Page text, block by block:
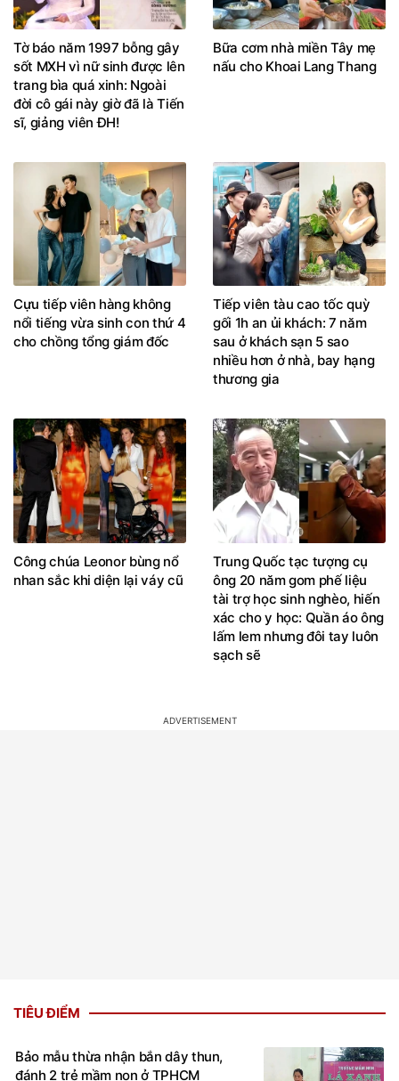
Tờ báo năm 1997 bỗng gây
sốt MXH vì nữ sinh được lên
trang bìa quá xinh: Ngoài
đời cô gái này giờ đã là Tiến
sĩ, giảng viên ĐH!
Bữa cơm nhà miền Tây mẹ
nấu cho Khoai Lang Thang
Cựu tiếp viên hàng không
nổi tiếng vừa sinh con thứ 4
cho chồng tổng giám đốc
Tiếp viên tàu cao tốc quỳ
gối 1h an ủi khách: 7 năm
sau ở khách sạn 5 sao
nhiều hơn ở nhà, bay hạng
thương gia
Công chúa Leonor bùng nổ
nhan sắc khi diện lại váy cũ
Trung Quốc tạc tượng cụ
ông 20 năm gom phế liệu
tài trợ học sinh nghèo, hiến
xác cho y học: Quần áo ông
lấm lem nhưng đôi tay luôn
sạch sẽ
TIÊU ĐIỂM
Bảo mẫu thừa nhận bắn dây thun,
đánh 2 trẻ mầm non ở TPHCM